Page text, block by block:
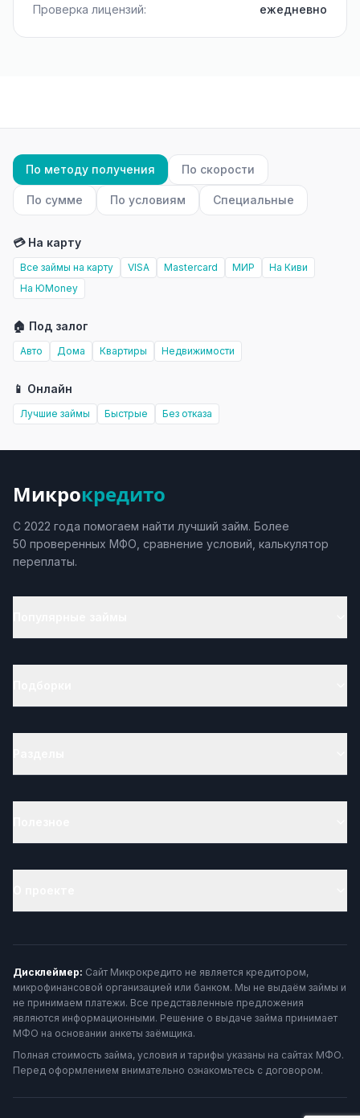
Проверка лицензий:
ежедневно
По методу получения По скорости
По сумме По условиям Специальные
💳 На карту
Все займы на карту VISA Mastercard МИР
На Киви
На ЮMoney
🏠 Под залог
Авто Дома Квартиры Недвижимости
📱 Онлайн
Лучшие займы Быстрые Без отказа
Микрокредито
С 2022 года помогаем найти лучший займ. Более
50 проверенных МФО, сравнение условий, калькулятор
переплаты.
Дисклеймер: Сайт Микрокредито не является кредитором,
микрофинансовой организацией или банком. Мы не выдаём займы и
не принимаем платежи. Все представленные предложения
являются информационными. Решение о выдаче займа принимает
МФО на основании анкеты заёмщика.
Полная стоимость займа, условия и тарифы указаны на сайтах МФО.
Перед оформлением внимательно ознакомьтесь с договором.